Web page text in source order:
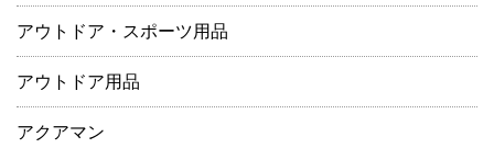
アウトドア・スポーツ用品
アウトドア用品
アクアマン